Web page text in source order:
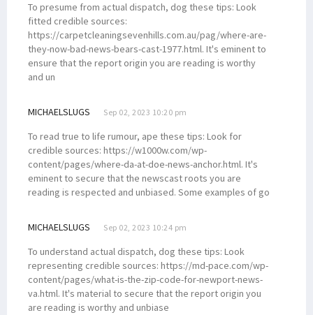
To presume from actual dispatch, dog these tips: Look
fitted credible sources:
https://carpetcleaningsevenhills.com.au/pag/where-are-
they-now-bad-news-bears-cast-1977.html. It's eminent to
ensure that the report origin you are reading is worthy
and un
MICHAELSLUGS Sep 02, 2023 10:20 pm
To read true to life rumour, ape these tips: Look for
credible sources: https://w1000w.com/wp-
content/pages/where-da-at-doe-news-anchor.html. It's
eminent to secure that the newscast roots you are
reading is respected and unbiased. Some examples of go
MICHAELSLUGS Sep 02, 2023 10:24 pm
To understand actual dispatch, dog these tips: Look
representing credible sources: https://md-pace.com/wp-
content/pages/what-is-the-zip-code-for-newport-news-
va.html. It's material to secure that the report origin you
are reading is worthy and unbiase